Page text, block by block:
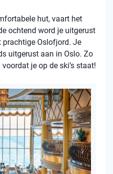
hut, vaart het
ochtend word je uitgerust
prachtige Oslofjord. Je
uitgerust aan in Oslo. Zo
je op de ski’s staat!